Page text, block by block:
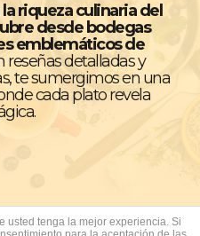
riqueza culinaria del
desde bodegas
emblemáticos de
reseñas detalladas y
te sumergimos en una
cada plato revela
usted tenga la mejor experiencia. Si